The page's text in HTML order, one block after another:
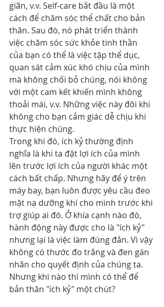
giãn, v.v. Self-care bắt đầu là một
cách để chăm sóc thể chất cho bản
thân. Sau đó, nó phát triển thành
việc chăm sóc sức khỏe tinh thần
của bạn có thể là việc tập thể dục,
quan sát cảm xúc khó chịu của mình
mà không chối bỏ chúng, nói không
với một cam kết khiến mình không
thoải mái, v.v. Những việc này đôi khi
không cho bạn cảm giác dễ chịu khi
thực hiện chúng.
Trong khi đó, ích kỷ thường định
nghĩa là khi ta đặt lợi ích của mình
lên trước lợi ích của người khác một
cách bất chấp. Nhưng hãy để ý trên
máy bay, bạn luôn được yêu cầu đeo
mặt nạ dưỡng khí cho mình trước khi
trợ giúp ai đó. Ở khía cạnh nào đó,
hành động này được cho là "ích kỷ"
nhưng lại là việc làm đúng đắn. Vì vậy
không có thước đo trắng và đen gán
nhãn cho quyết định của chúng ta.
Nhưng khi nào thì mình có thể để
bản thân "ích kỷ" một chút?